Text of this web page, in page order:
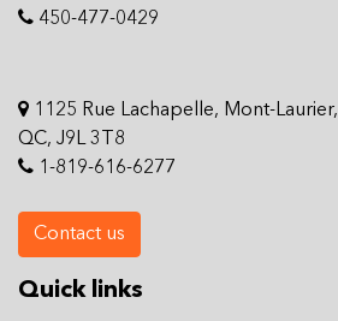
450-477-0429
1125 Rue Lachapelle, Mont-Laurier,
QC, J9L 3T8
1-819-616-6277
Contact us
Quick links